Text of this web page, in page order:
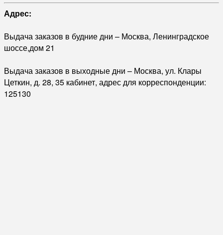
Адрес:
Выдача заказов в будние дни – Москва, Ленинградское
шоссе,дом 21
Выдача заказов в выходные дни – Москва, ул. Клары
Цеткин, д. 28, 35 кабинет, адрес для корреспонденции:
125130